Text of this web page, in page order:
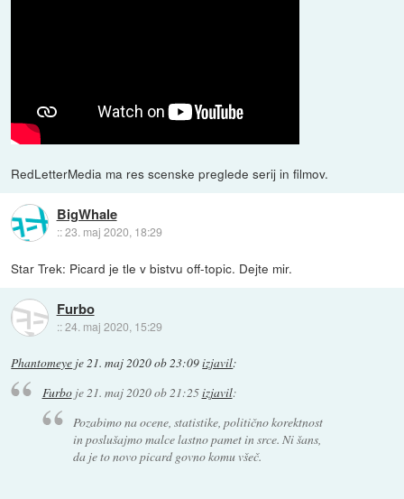
RedLetterMedia ma res scenske preglede serij in filmov.
BigWhale
::23. maj 2020, 18:29
Star Trek: Picard je tle v bistvu off-topic. Dejte mir.
Furbo
::24. maj 2020, 15:29
Phantomeye je21. maj 2020 ob 23:09izjavil:
Furboje21. maj 2020 ob 21:25izjavil:
Pozabimo na ocene, statistike, politično korektnost
in poslušajmo malce lastno pamet in srce. Ni šans,
da je to novo picard govno komu všeč.